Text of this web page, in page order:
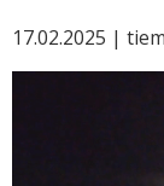
17.02.2025 |